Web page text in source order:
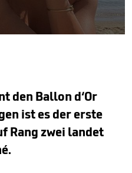
den Ballon d‘Or
ist es der erste
Rang zwei landet